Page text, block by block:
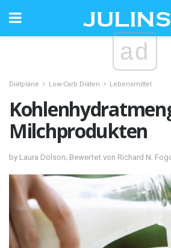
ad
Diätpläne Low-Carb Diäten Lebensmittel
Milchprodukten
by Laura Dolson; Bewertet von Richard N.